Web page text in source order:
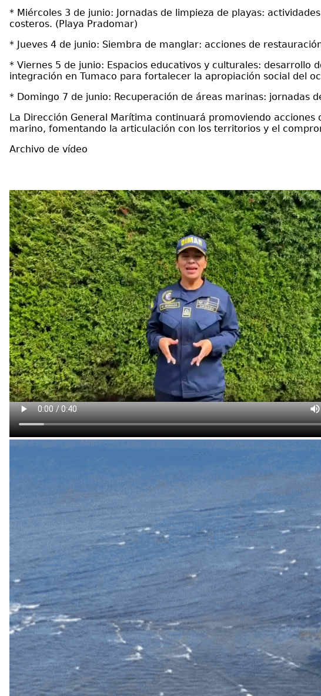
* Miércoles 3 de junio: Jornadas de limpieza de playas:
costeros. (Playa Pradomar)
* Jueves 4 de junio: Siembra de manglar: acciones de
* Viernes 5 de junio: Espacios educativos y culturales: desarrollo
integración en Tumaco para fortalecer la apropiación social del
* Domingo 7 de junio: Recuperación de áreas marinas: jornadas
La Dirección General Marítima continuará promoviendo
marino, fomentando la articulación con los territorios y el
Archivo de vídeo